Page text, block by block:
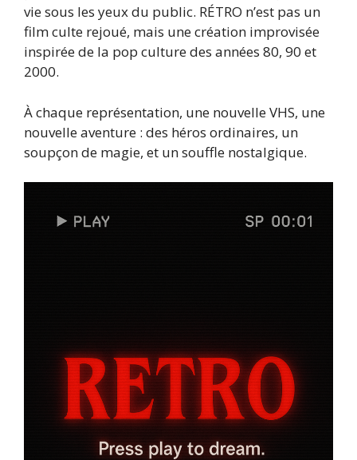
vie sous les yeux du public. RÉTRO n’est pas un
film culte rejoué, mais une création improvisée
inspirée de la pop culture des années 80, 90 et
2000.
À chaque représentation, une nouvelle VHS, une
nouvelle aventure : des héros ordinaires, un
soupçon de magie, et un souffle nostalgique.